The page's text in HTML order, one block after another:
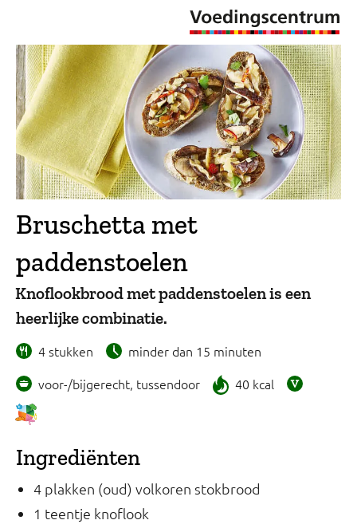
Bruschetta met
paddenstoelen
Knoflookbrood met paddenstoelen is een
heerlijke combinatie.
4 stukken
minder dan 15 minuten
voor-/bijgerecht, tussendoor
40 kcal
Ingrediënten
4 plakken (oud) volkoren stokbrood
1 teentje knoflook